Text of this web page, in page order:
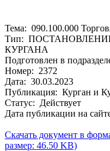
Тема: 090.100.000
Тип:
КУРГАНА
Подготовлен в
Номер: 2372
Дата: 30.03.2023
Публикация: Курган и
Статус: Действует
Дата публикации на
Скачать документ в
размер: 46.50 KB)